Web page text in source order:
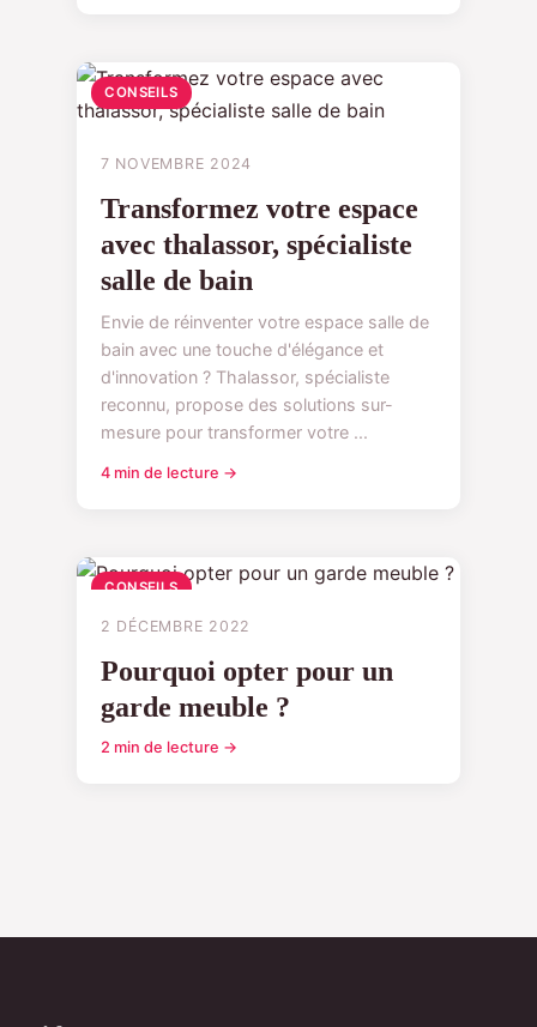
CONSEILS
7 NOVEMBRE 2024
Transformez votre espace
avec thalassor, spécialiste
salle de bain
Envie de réinventer votre espace salle de
bain avec une touche d'élégance et
d'innovation ? Thalassor, spécialiste
reconnu, propose des solutions sur-
mesure pour transformer votre ...
4 min de lecture →
CONSEILS
2 DÉCEMBRE 2022
Pourquoi opter pour un
garde meuble ?
2 min de lecture →